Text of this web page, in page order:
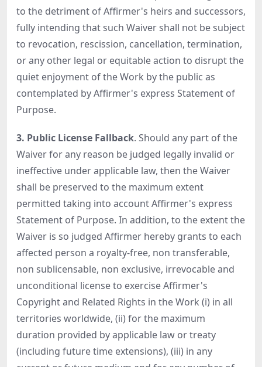
to the detriment of Affirmer's heirs and successors,
fully intending that such Waiver shall not be subject
to revocation, rescission, cancellation, termination,
or any other legal or equitable action to disrupt the
quiet enjoyment of the Work by the public as
contemplated by Affirmer's express Statement of
Purpose.
3. Public License Fallback. Should any part of the
Waiver for any reason be judged legally invalid or
ineffective under applicable law, then the Waiver
shall be preserved to the maximum extent
permitted taking into account Affirmer's express
Statement of Purpose. In addition, to the extent the
Waiver is so judged Affirmer hereby grants to each
affected person a royalty-free, non transferable,
non sublicensable, non exclusive, irrevocable and
unconditional license to exercise Affirmer's
Copyright and Related Rights in the Work (i) in all
territories worldwide, (ii) for the maximum
duration provided by applicable law or treaty
(including future time extensions), (iii) in any